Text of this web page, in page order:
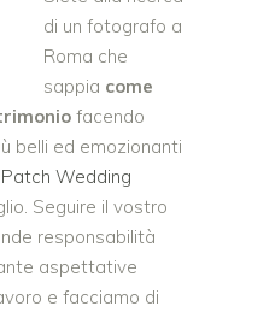
di un fotografo a
Roma che
sappia come
facendo
belli ed emozionanti
Patch Wedding
Seguire il vostro
responsabilità
aspettative
e facciamo di